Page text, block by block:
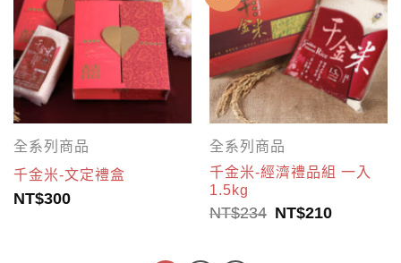
全系列商品
千金米-文定禮盒
NT$300
全系列商品
千金米-經濟禮品組 一入
1.5kg
NT$234 NT$210